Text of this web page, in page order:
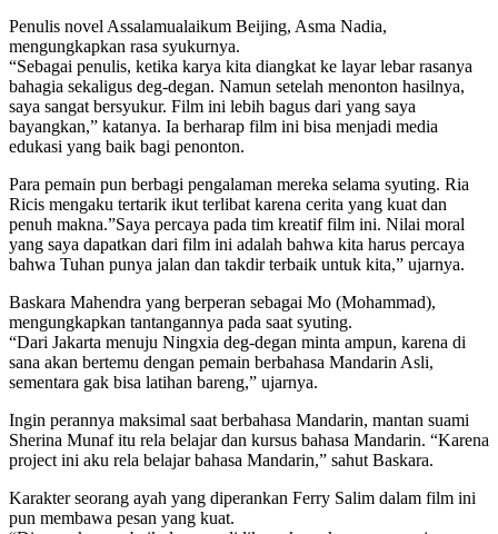
Penulis novel Assalamualaikum Beijing, Asma Nadia,
mengungkapkan rasa syukurnya.
“Sebagai penulis, ketika karya kita diangkat ke layar lebar rasanya
bahagia sekaligus deg-degan. Namun setelah menonton hasilnya,
saya sangat bersyukur. Film ini lebih bagus dari yang saya
bayangkan,” katanya. Ia berharap film ini bisa menjadi media
edukasi yang baik bagi penonton.
Para pemain pun berbagi pengalaman mereka selama syuting. Ria
Ricis mengaku tertarik ikut terlibat karena cerita yang kuat dan
penuh makna.”Saya percaya pada tim kreatif film ini. Nilai moral
yang saya dapatkan dari film ini adalah bahwa kita harus percaya
bahwa Tuhan punya jalan dan takdir terbaik untuk kita,” ujarnya.
Baskara Mahendra yang berperan sebagai Mo (Mohammad),
mengungkapkan tantangannya pada saat syuting.
“Dari Jakarta menuju Ningxia deg-degan minta ampun, karena di
sana akan bertemu dengan pemain berbahasa Mandarin Asli,
sementara gak bisa latihan bareng,” ujarnya.
Ingin perannya maksimal saat berbahasa Mandarin, mantan suami
Sherina Munaf itu rela belajar dan kursus bahasa Mandarin. “Karena
project ini aku rela belajar bahasa Mandarin,” sahut Baskara.
Karakter seorang ayah yang diperankan Ferry Salim dalam film ini
pun membawa pesan yang kuat.